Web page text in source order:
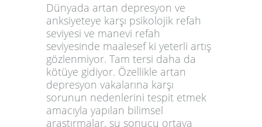
Dünyada artan depresyon ve
anksiyeteye karşı psikolojik refah
seviyesi ve manevi refah
seviyesinde maalesef ki yeterli artış
gözlenmiyor. Tam tersi daha da
kötüye gidiyor. Özellikle artan
depresyon vakalarına karşı
sorunun nedenlerini tespit etmek
amacıyla yapılan bilimsel
araştırmalar, şu sonucu ortaya